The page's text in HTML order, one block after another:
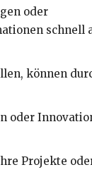
oder
schnell
können
oder
Projekte